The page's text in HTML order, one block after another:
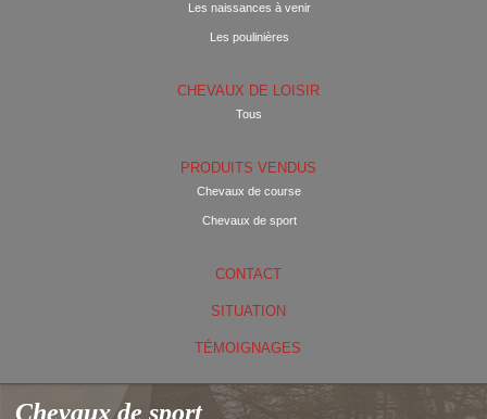
Les naissances à venir
Les poulinières
CHEVAUX DE LOISIR
Tous
PRODUITS VENDUS
Chevaux de course
Chevaux de sport
CONTACT
SITUATION
TÉMOIGNAGES
Chevaux de sport